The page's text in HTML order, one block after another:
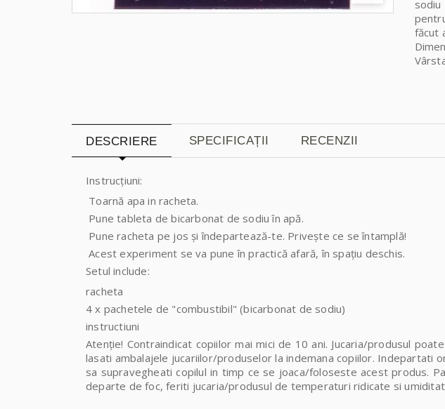
făcut
DESCRIERE SPECIFICAȚII RECENZII
Instrucțiuni:
Toarnă apa in racheta.
Pune tableta de bicarbonat de sodiu în apă.
Pune racheta pe jos și îndepartează-te. Privește ce se întamplă!
Acest experiment se va pune în practică afară, în spațiu deschis.
Setul include:
racheta
4 x pachetele de "combustibil" (bicarbonat de sodiu)
instructiuni
Atenție! Contraindicat copiilor mai mici de 10 ani. Jucaria/produsul
lasati ambalajele jucariilor/produselor la indemana copiilor. Indepartati
sa supravegheati copilul in timp ce se joaca/foloseste acest produs.
departe de foc, feriti jucaria/produsul de temperaturi ridicate si